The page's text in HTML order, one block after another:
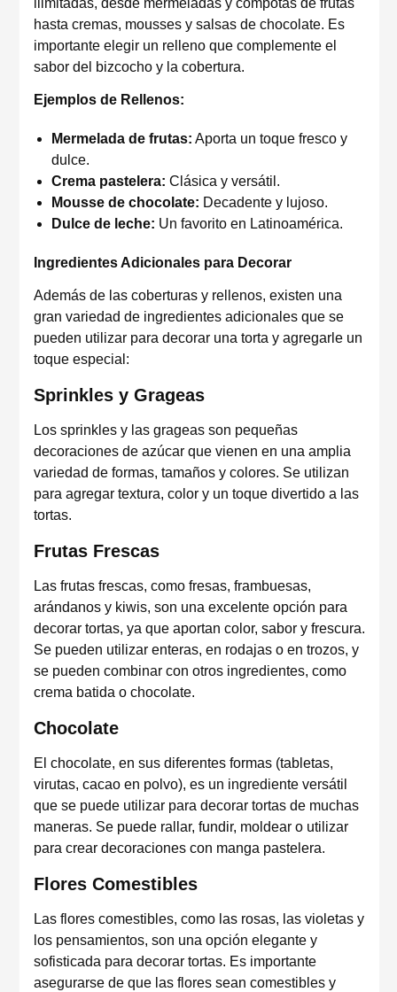
ilimitadas, desde mermeladas y compotas de frutas
hasta cremas, mousses y salsas de chocolate. Es
importante elegir un relleno que complemente el
sabor del bizcocho y la cobertura.
Ejemplos de Rellenos:
Mermelada de frutas: Aporta un toque fresco y
dulce.
Crema pastelera: Clásica y versátil.
Mousse de chocolate: Decadente y lujoso.
Dulce de leche: Un favorito en Latinoamérica.
Ingredientes Adicionales para Decorar
Además de las coberturas y rellenos, existen una
gran variedad de ingredientes adicionales que se
pueden utilizar para decorar una torta y agregarle un
toque especial:
Sprinkles y Grageas
Los sprinkles y las grageas son pequeñas
decoraciones de azúcar que vienen en una amplia
variedad de formas, tamaños y colores. Se utilizan
para agregar textura, color y un toque divertido a las
tortas.
Frutas Frescas
Las frutas frescas, como fresas, frambuesas,
arándanos y kiwis, son una excelente opción para
decorar tortas, ya que aportan color, sabor y frescura.
Se pueden utilizar enteras, en rodajas o en trozos, y
se pueden combinar con otros ingredientes, como
crema batida o chocolate.
Chocolate
El chocolate, en sus diferentes formas (tabletas,
virutas, cacao en polvo), es un ingrediente versátil
que se puede utilizar para decorar tortas de muchas
maneras. Se puede rallar, fundir, moldear o utilizar
para crear decoraciones con manga pastelera.
Flores Comestibles
Las flores comestibles, como las rosas, las violetas y
los pensamientos, son una opción elegante y
sofisticada para decorar tortas. Es importante
asegurarse de que las flores sean comestibles y